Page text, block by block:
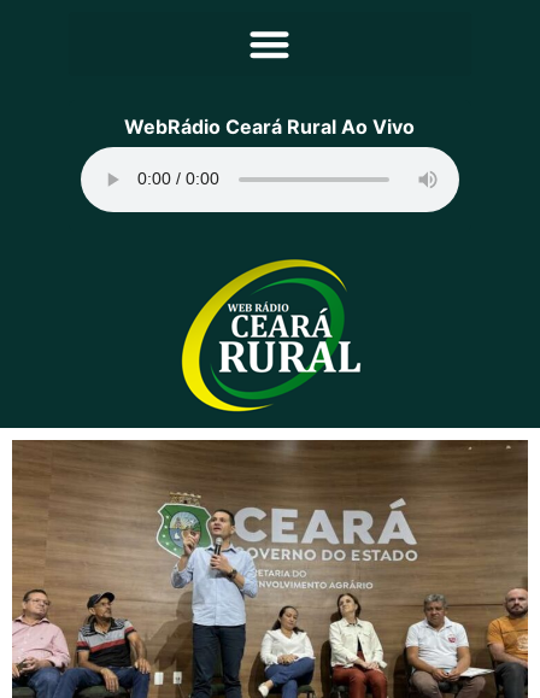
Principal
Programação
Equipe
Contato
Sobre
WebRádio Ceará Rural Ao Vivo